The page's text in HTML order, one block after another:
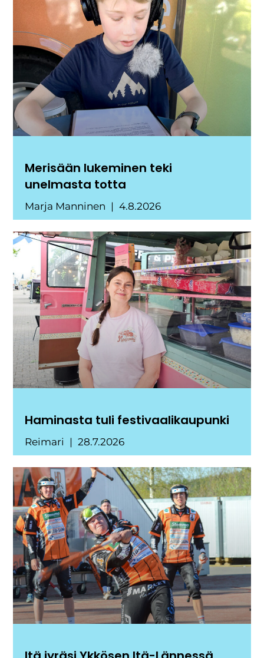
Merisään lukeminen teki
unelmasta totta
Marja Manninen 4.8.2026
Haminasta tuli festivaalikaupunki
Reimari 28.7.2026